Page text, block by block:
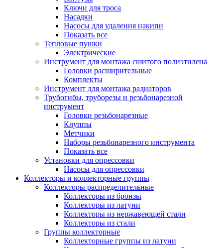
Ключи для троса
Насадки
Насосы для удаления накипи
Показать все
Тепловые пушки
Электрические
Инструмент для монтажа сшитого полиэтилена
Головки расширительные
Комплекты
Инструмент для монтажа радиаторов
Трубогибы, труборезы и резьбонарезной
инструмент
Головки резьбонарезные
Клуппы
Метчики
Наборы резьбонарезного инструмента
Показать все
Установки для опрессовки
Насосы для опрессовки
Коллекторы и коллекторные группы
Коллекторы распределительные
Коллекторы из бронзы
Коллекторы из латуни
Коллекторы из нержавеющей стали
Коллекторы из стали
Группы коллекторные
Коллекторные группы из латуни